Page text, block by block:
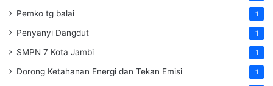
Pemko tg balai 1
Penyanyi Dangdut 1
SMPN 7 Kota Jambi 1
Dorong Ketahanan Energi dan Tekan Emisi 1